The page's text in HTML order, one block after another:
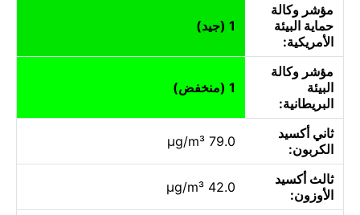
مؤشر وكالة
حماية البيئة
الأمريكية:
1 (جيد)
مؤشر وكالة
البيئة
البريطانية:
1 (منخفض)
ثاني أكسيد
الكربون:
79.0 µg/m³
ثالث أكسيد
الأوزون:
42.0 µg/m³